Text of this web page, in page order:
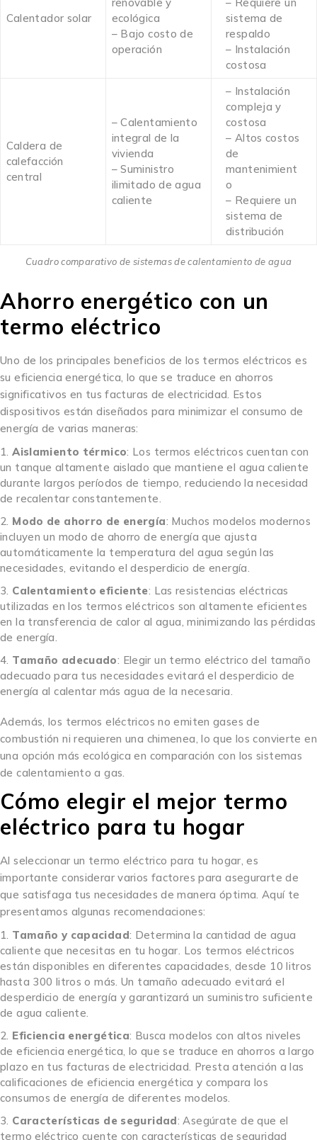
Calentador solar
ecológica
– Bajo costo de
operación
sistema de
respaldo
– Instalación
costosa
Caldera de
calefacción
central
– Calentamiento
integral de la
vivienda
– Suministro
ilimitado de agua
caliente
– Instalación
compleja y
costosa
– Altos costos
de
mantenimient
o
– Requiere un
sistema de
distribución
Cuadro comparativo de sistemas de calentamiento de agua
Ahorro energético con un
termo eléctrico
Uno de los principales beneficios de los termos eléctricos es
su eficiencia energética, lo que se traduce en ahorros
significativos en tus facturas de electricidad. Estos
dispositivos están diseñados para minimizar el consumo de
energía de varias maneras:
Aislamiento térmico: Los termos eléctricos cuentan con
un tanque altamente aislado que mantiene el agua caliente
durante largos períodos de tiempo, reduciendo la necesidad
de recalentar constantemente.
Modo de ahorro de energía: Muchos modelos modernos
incluyen un modo de ahorro de energía que ajusta
automáticamente la temperatura del agua según las
necesidades, evitando el desperdicio de energía.
Calentamiento eficiente: Las resistencias eléctricas
utilizadas en los termos eléctricos son altamente eficientes
en la transferencia de calor al agua, minimizando las pérdidas
de energía.
Tamaño adecuado: Elegir un termo eléctrico del tamaño
adecuado para tus necesidades evitará el desperdicio de
energía al calentar más agua de la necesaria.
Además, los termos eléctricos no emiten gases de
combustión ni requieren una chimenea, lo que los convierte en
una opción más ecológica en comparación con los sistemas
de calentamiento a gas.
Cómo elegir el mejor termo
eléctrico para tu hogar
Al seleccionar un termo eléctrico para tu hogar, es
importante considerar varios factores para asegurarte de
que satisfaga tus necesidades de manera óptima. Aquí te
presentamos algunas recomendaciones:
Tamaño y capacidad: Determina la cantidad de agua
caliente que necesitas en tu hogar. Los termos eléctricos
están disponibles en diferentes capacidades, desde 10 litros
hasta 300 litros o más. Un tamaño adecuado evitará el
desperdicio de energía y garantizará un suministro suficiente
de agua caliente.
Eficiencia energética: Busca modelos con altos niveles
de eficiencia energética, lo que se traduce en ahorros a largo
plazo en tus facturas de electricidad. Presta atención a las
calificaciones de eficiencia energética y compara los
consumos de energía de diferentes modelos.
Características de seguridad: Asegúrate de que el
termo eléctrico cuente con características de seguridad